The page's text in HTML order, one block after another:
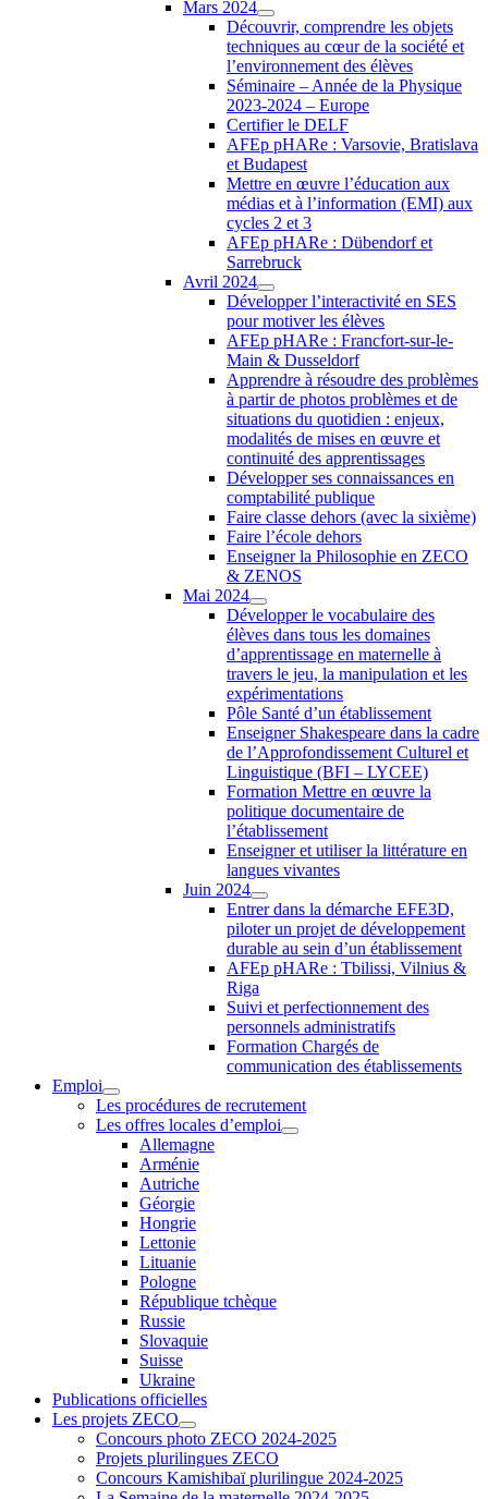
Mars 2024
Découvrir, comprendre les objets
techniques au cœur de la société et
l’environnement des élèves
Séminaire – Année de la Physique
2023-2024 – Europe
Certifier le DELF
AFEp pHARe : Varsovie, Bratislava
et Budapest
Mettre en œuvre l’éducation aux
médias et à l’information (EMI) aux
cycles 2 et 3
AFEp pHARe : Dübendorf et
Sarrebruck
Avril 2024
Développer l’interactivité en SES
pour motiver les élèves
AFEp pHARe : Francfort-sur-le-
Main & Dusseldorf
Apprendre à résoudre des problèmes
à partir de photos problèmes et de
situations du quotidien : enjeux,
modalités de mises en œuvre et
continuité des apprentissages
Développer ses connaissances en
comptabilité publique
Faire classe dehors (avec la sixième)
Faire l’école dehors
Enseigner la Philosophie en ZECO
& ZENOS
Mai 2024
Développer le vocabulaire des
élèves dans tous les domaines
d’apprentissage en maternelle à
travers le jeu, la manipulation et les
expérimentations
Pôle Santé d’un établissement
Enseigner Shakespeare dans la cadre
de l’Approfondissement Culturel et
Linguistique (BFI – LYCEE)
Formation Mettre en œuvre la
politique documentaire de
l’établissement
Enseigner et utiliser la littérature en
langues vivantes
Juin 2024
Entrer dans la démarche EFE3D,
piloter un projet de développement
durable au sein d’un établissement
AFEp pHARe : Tbilissi, Vilnius &
Riga
Suivi et perfectionnement des
personnels administratifs
Formation Chargés de
communication des établissements
Emploi
Les procédures de recrutement
Les offres locales d’emploi
Allemagne
Arménie
Autriche
Géorgie
Hongrie
Lettonie
Lituanie
Pologne
République tchèque
Russie
Slovaquie
Suisse
Ukraine
Publications officielles
Les projets ZECO
Concours photo ZECO 2024-2025
Projets plurilingues ZECO
Concours Kamishibaï plurilingue 2024-2025